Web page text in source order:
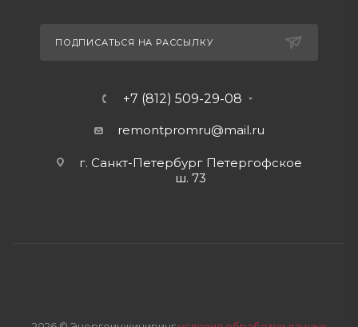
ПОДПИСАТЬСЯ НА РАССЫЛКУ
+7 (812) 509-29-08
remontpromru@mail.ru
г. Санкт-Петербург Петергофское
ш. 73